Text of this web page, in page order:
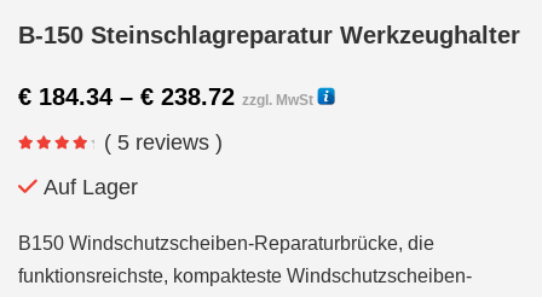
B-150 Steinschlagreparatur Werkzeughalter
€ 184.34 – € 238.72 Preisspanne:
zzgl. MwSt
( 5 reviews )
Auf Lager
B150 Windschutzscheiben-Reparaturbrücke, die
funktionsreichste, kompakteste Windschutzscheiben-